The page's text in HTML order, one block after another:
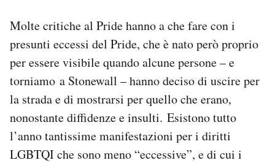
Molte critiche al Pride hanno a che fare con i
presunti eccessi del Pride, che è nato però proprio
per essere visibile quando alcune persone – e
torniamo a Stonewall – hanno deciso di uscire per
la strada e di mostrarsi per quello che erano,
nonostante diffidenze e insulti. Esistono tutto
l’anno tantissime manifestazioni per i diritti
LGBTQI che sono meno “eccessive”, e di cui i